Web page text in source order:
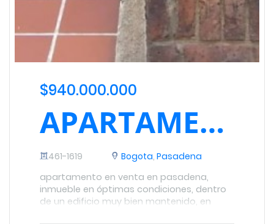
$940.000.000
APARTAMENTO EN PASADENA EN VENTA
461-1619 Bogota, Pasadena
apartamento en venta en pasadena,
inmueble en óptimas condiciones, dentro
de un edificio muy bien mantenido, en